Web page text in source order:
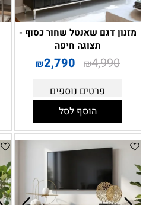
מזנון דגם שאנטל שחור כסוף -
תצוגה חיפה
₪4,990
₪2,790
פרטים נוספים
הוסף לסל